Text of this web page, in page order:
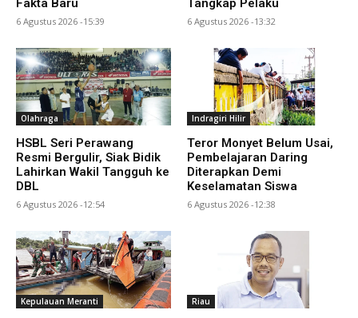
Fakta Baru
6 Agustus 2026 -15:39
Tangkap Pelaku
6 Agustus 2026 -13:32
Olahraga
HSBL Seri Perawang
Resmi Bergulir, Siak Bidik
Lahirkan Wakil Tangguh ke
DBL
6 Agustus 2026 -12:54
Indragiri Hilir
Teror Monyet Belum Usai,
Pembelajaran Daring
Diterapkan Demi
Keselamatan Siswa
6 Agustus 2026 -12:38
Kepulauan Meranti Riau